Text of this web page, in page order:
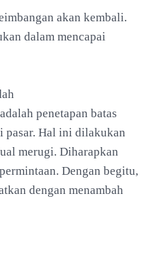
akan kembali.
dalam mencapai
penetapan batas
pasar. Hal ini dilakukan
merugi. Diharapkan
Dengan begitu,
dengan menambah